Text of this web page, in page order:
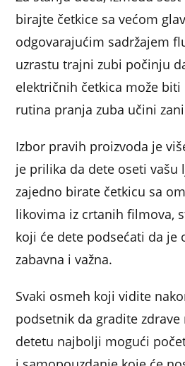
birajte četkice sa većom
odgovarajućim sadržajem
uzrastu trajni zubi počinju
električnih četkica može
rutina pranja zuba učini
Izbor pravih proizvoda je
je prilika da dete oseti vašu
zajedno birate četkicu sa
likovima iz crtanih filmova,
koji će dete podsećati da je
zabavna i važna.
Svaki osmeh koji vidite
podsetnik da gradite zdrave
detetu najbolji mogući